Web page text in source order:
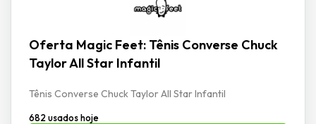
Oferta Magic Feet: Tênis Converse Chuck
Taylor All Star Infantil
Tênis Converse Chuck Taylor All Star Infantil
682 usados hoje